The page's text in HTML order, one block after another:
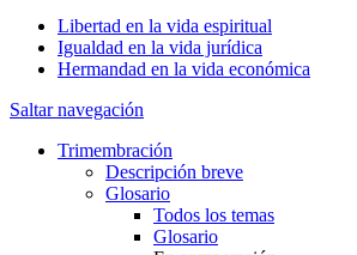
Libertad en la vida espiritual
Igualdad en la vida jurídica
Hermandad en la vida económica
Saltar navegación
Trimembración
Descripción breve
Glosario
Todos los temas
Glosario